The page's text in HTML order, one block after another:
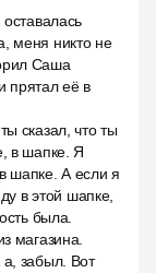
меня никто не
Саша
прятал её в
сказал, что ты
в шапке. Я
шапке. А если я
в этой шапке,
была.
магазина.
забыл. Вот